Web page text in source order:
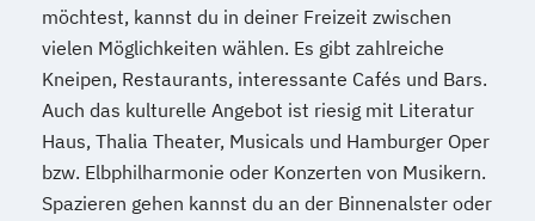
möchtest, kannst du in deiner Freizeit zwischen
vielen Möglichkeiten wählen. Es gibt zahlreiche
Kneipen, Restaurants, interessante Cafés und Bars.
Auch das kulturelle Angebot ist riesig mit Literatur
Haus, Thalia Theater, Musicals und Hamburger Oper
bzw. Elbphilharmonie oder Konzerten von Musikern.
Spazieren gehen kannst du an der Binnenalster oder